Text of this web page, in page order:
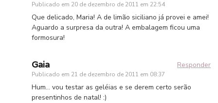
Publicado em 20 de dezembro de 2011 em 22:54
Que delicado, Maria! A de limão siciliano já provei e amei!
Aguardo a surpresa da outra! A embalagem ficou uma
formosura!
Gaia
Publicado em 21 de dezembro de 2011 em 08:37
Responder
Hum… vou testar as geléias e se derem certo serão
presentinhos de natal! :)